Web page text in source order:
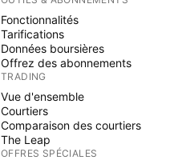
Fonctionnalités
Tarifications
Données boursières
Offrez des abonnements
TRADING
Vue d'ensemble
Courtiers
Comparaison des courtiers
The Leap
OFFRES SPÉCIALES